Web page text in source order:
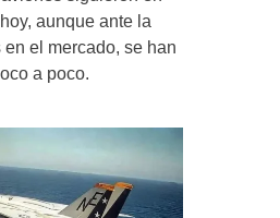
aunque ante la
el mercado, se han
a poco.